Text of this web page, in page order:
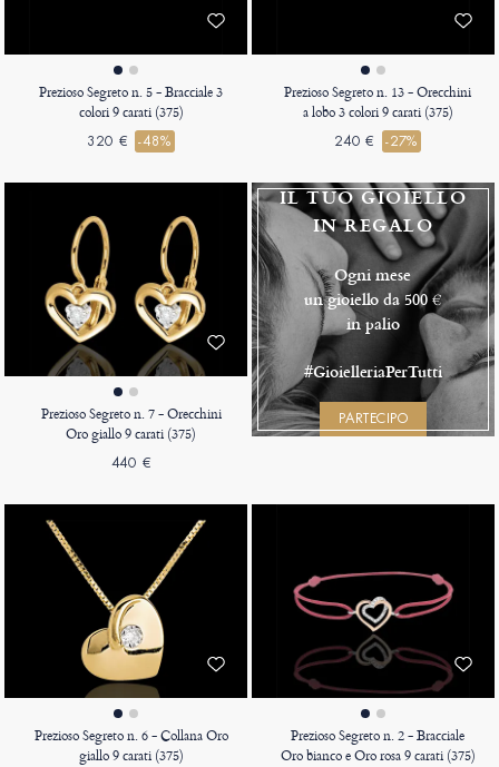
Prezioso Segreto n. 5 - Bracciale 3
colori 9 carati (375)
320 € -48%
Prezioso Segreto n. 13 - Orecchini
a lobo 3 colori 9 carati (375)
240 € -27%
Prezioso Segreto n. 7 - Orecchini
Oro giallo 9 carati (375)
440 €
IL TUO GIOIELLO
IN REGALO
Ogni mese
un gioiello da 500 €
in palio
#GioielleriaPerTutti
PARTECIPO
Prezioso Segreto n. 6 - Collana Oro
giallo 9 carati (375)
Prezioso Segreto n. 2 - Bracciale
Oro bianco e Oro rosa 9 carati (375)